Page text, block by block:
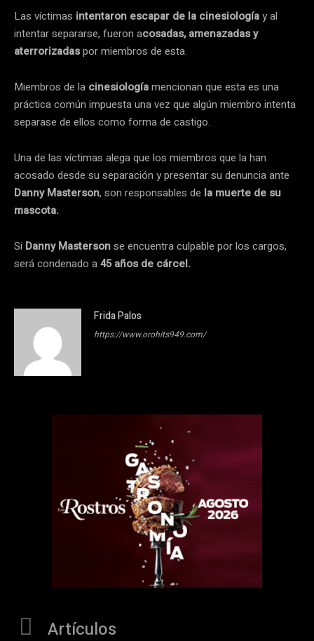
Las víctimas intentaron escapar de la cinesiologíay al
intentar separarse, fueron acosadas, amenazadas y
aterrorizadaspor miembros de esta.
Miembros de la cinesiologíamencionan que esta es una
práctica común impuesta una vez que algún miembro intenta
separase de ellos como forma de castigo.
Una de las víctimas alega que los miembros que la han
acosado desde su separación y presentar su denuncia ante
Danny Masterson, son responsables de la muerte de su
mascota.
Si Danny Mastersonse encuentra culpable por los cargos,
será condenado a45 años de cárcel.
Frida Palos
https://www.orohits949.com/
Artículos